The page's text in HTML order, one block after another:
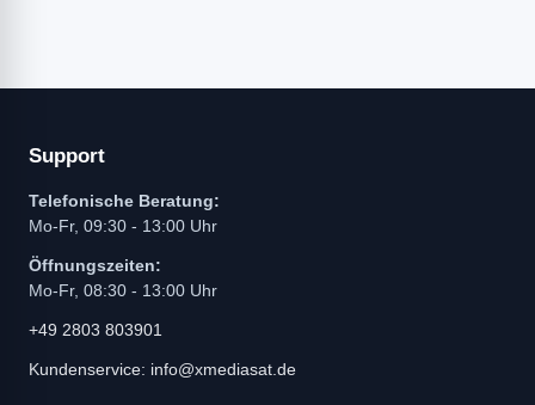
Support
Telefonische Beratung:
Mo-Fr, 09:30 - 13:00 Uhr
Öffnungszeiten:
Mo-Fr, 08:30 - 13:00 Uhr
+49 2803 803901
Kundenservice: info@xmediasat.de